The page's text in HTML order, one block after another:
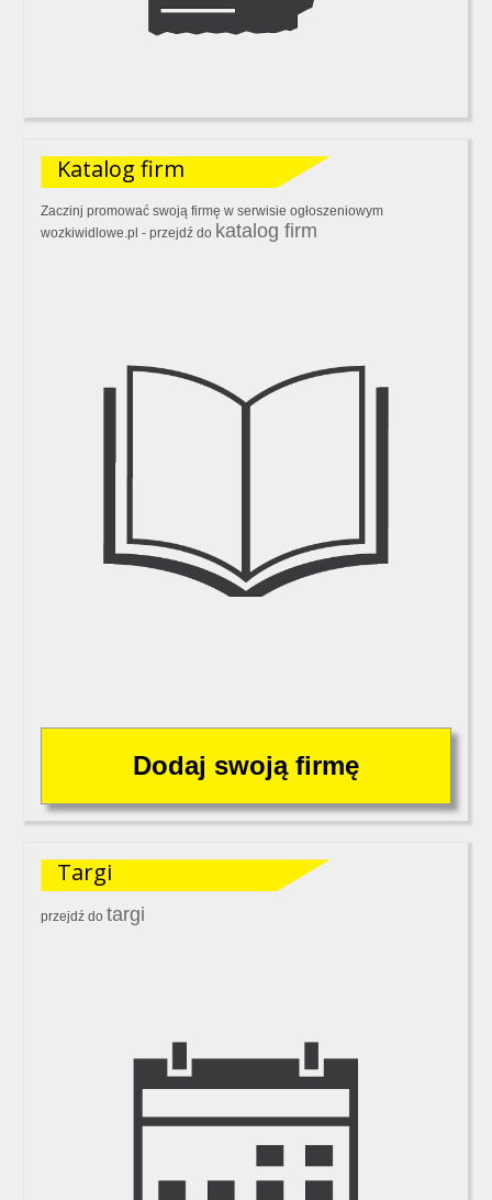
Katalog firm
Zaczinj promować swoją firmę w serwisie ogłoszeniowym
wozkiwidlowe.pl - przejdź do katalog firm
Targi
przejdź do targi